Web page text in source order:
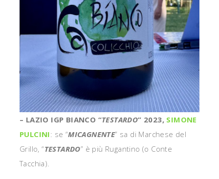
– LAZIO IGP BIANCO “TESTARDO” 2023, SIMONE
PULCINI: se “MICAGNENTE” sa di Marchese del
Grillo, “TESTARDO” è più Rugantino (o Conte
Tacchia).